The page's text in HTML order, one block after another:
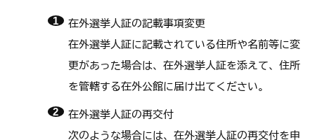
在外選挙人証の記載事項変更
在外選挙人証に記載されている住所や名前等に変
更があった場合は、在外選挙人証を添えて、住所
を管轄する在外公館に届け出てください。
在外選挙人証の再交付
次のような場合には、在外選挙人証の再交付を申